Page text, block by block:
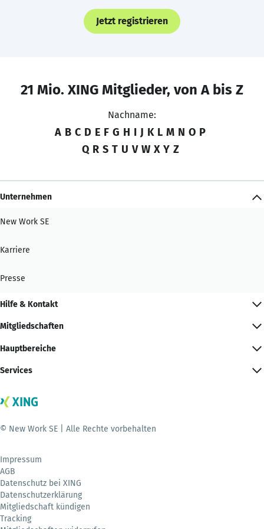
Jetzt registrieren
21 Mio. XING Mitglieder, von A bis Z
Nachname:
A B C D E F G H I J K L M N O P
Q R S T U V W X Y Z
Unternehmen
New Work SE
Karriere
Presse
Hilfe & Kontakt
Mitgliedschaften
Hauptbereiche
Services
© New Work SE | Alle Rechte vorbehalten
Impressum
AGB
Datenschutz bei XING
Datenschutzerklärung
Mitgliedschaft kündigen
Tracking